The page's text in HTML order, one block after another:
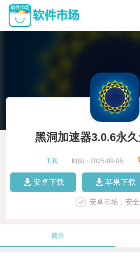
黑洞加速器3.0.6永
工具 时间：2025-09-05
安卓下载 苹果下载
安卓市场，安
简介